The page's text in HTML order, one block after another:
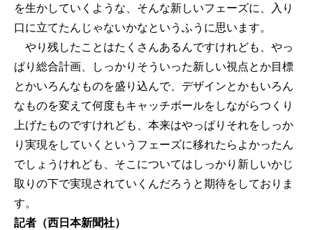
を生かしていくような、そんな新しいフェーズに、入り
口に立てたんじゃないかなというふうに思います。
やり残したことはたくさんあるんですけれども、やっ
ぱり総合計画、しっかりそういった新しい視点とか目標
とかいろんなものを盛り込んで、デザインとかもいろん
なものを変えて何度もキャッチボールをしながらつくり
上げたものですけれども、本来はやっぱりそれをしっか
り実現をしていくというフェーズに移れたらよかったん
でしょうけれども、そこについてはしっかり新しいかじ
取りの下で実現されていくんだろうと期待をしておりま
す。
記者（西日本新聞社）